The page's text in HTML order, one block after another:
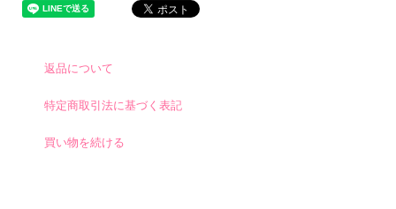
返品について
特定商取引法に基づく表記
買い物を続ける